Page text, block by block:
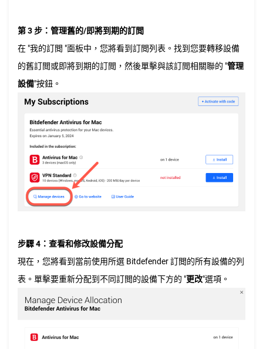
第 3 步：管理舊的/即將到期的訂閲
在 "我的訂閲 "面板中，您將看到訂閲列表。找到您要轉移設備
的舊訂閲或即將到期的訂閲，然後單擊與該訂閲相關聯的 "管理
設備"按鈕。
步驟 4：查看和修改設備分配
現在，您將看到當前使用所選 Bitdefender 訂閲的所有設備的列
表。單擊要重新分配到不同訂閲的設備下方的 "更改"選項。